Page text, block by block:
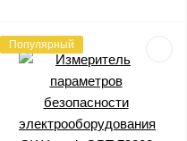
Популярный